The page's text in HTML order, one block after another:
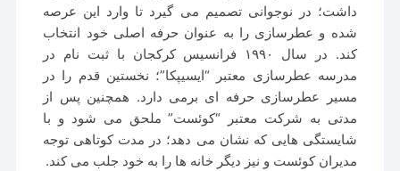
داشت؛ در نوجوانی تصمیم می گیرد تا وارد این عرصه
شده و عطرسازی را به عنوان حرفه اصلی خود انتخاب
کند. در سال ۱۹۹۰ فرانسیس کرکجان با ثبت نام در
مدرسه عطرسازی معتبر “ایسیپکا”؛ نخستین قدم را در
مسیر عطرسازی حرفه ای برمی دارد. همچنین پس از
مدتی به شرکت معتبر “کوئست” ملحق می شود و با
شایستگی هایی که نشان می دهد؛ در مدت کوتاهی توجه
مدیران کوئست و نیز دیگر خانه ها را به خود جلب می کند.